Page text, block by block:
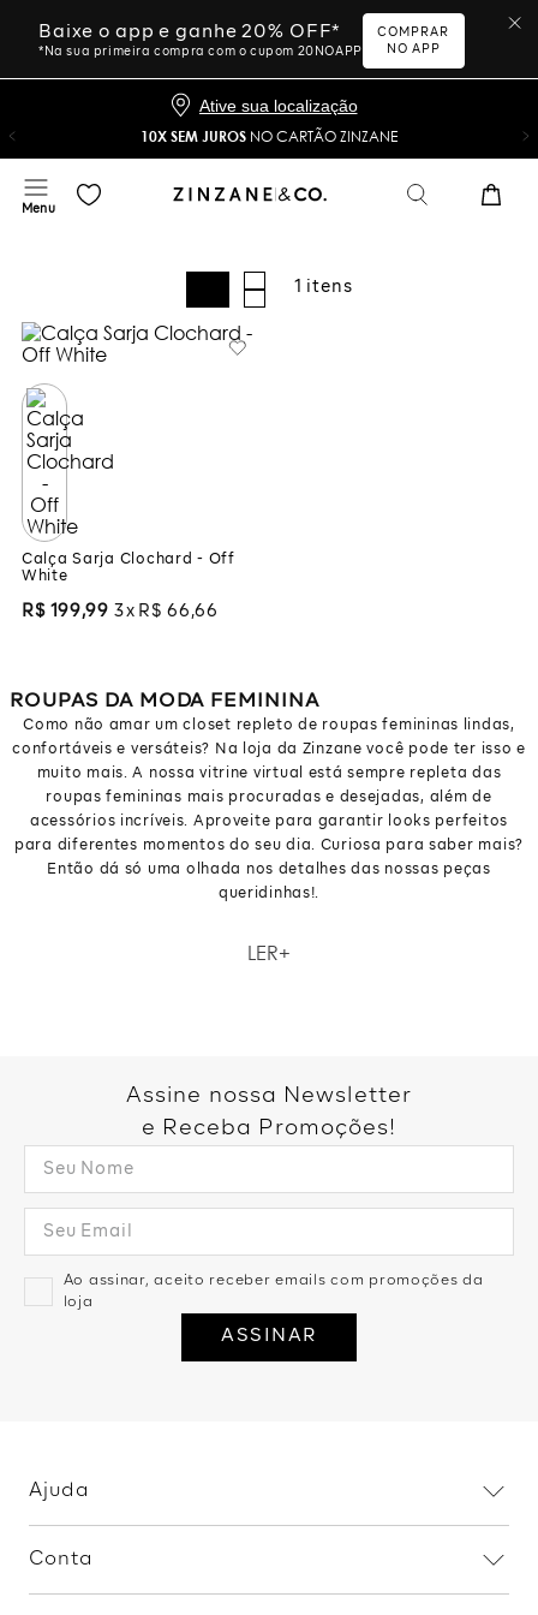
Baixe o app e ganhe 20% OFF*
*Na sua primeira compra com o cupom 20NOAPP
COMPRAR
NO APP
Ative sua localização
10X SEM JUROS NO CARTÃO ZINZANE
1
Calça Sarja Clochard - Off
White
R$ 199,99 3 R$ 66 ,66
ROUPAS DA MODA FEMININA
Como não amar um closet repleto de roupas femininas lindas,
confortáveis e versáteis? Na loja da Zinzane você pode ter isso e
muito mais. A nossa vitrine virtual está sempre repleta das
roupas femininas mais procuradas e desejadas, além de
acessórios incríveis. Aproveite para garantir looks perfeitos
para diferentes momentos do seu dia. Curiosa para saber mais?
Então dá só uma olhada nos detalhes das nossas peças
queridinhas!.
LER
Então dá só uma olhada nos detalhes das nossas peças
Assine nossa Newsletter
e Receba Promoções!
Ao assinar, aceito receber emails com promoções da
loja
ASSINAR
Ajuda
Conta